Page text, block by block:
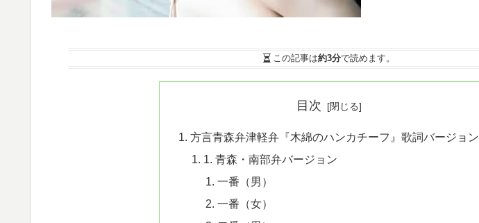
この記事は約3分で読めます。
目次
方言青森弁津軽弁『木綿のハンカチーフ』歌詞バージョン
1. 青森・南部弁バージョン
一番（男）
一番（女）